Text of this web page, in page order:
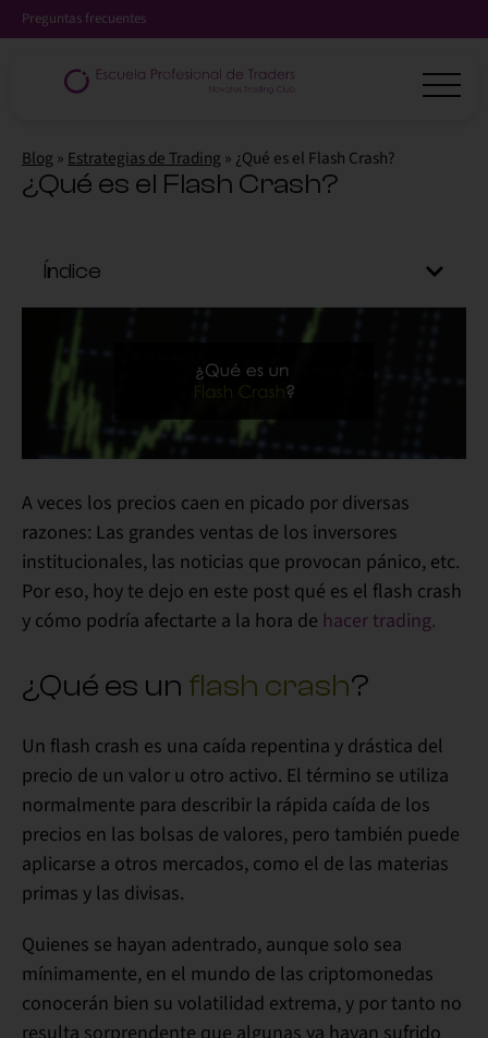
Preguntas frecuentes
Blog » Estrategias de Trading » ¿Qué es el Flash Crash?
¿Qué es el Flash Crash?
Índice
A veces los precios caen en picado por diversas
razones: Las grandes ventas de los inversores
institucionales, las noticias que provocan pánico, etc.
Por eso, hoy te dejo en este post qué es el flash crash
y cómo podría afectarte a la hora de hacer trading.
¿Qué es un flash crash?
Un flash crash es una caída repentina y drástica del
precio de un valor u otro activo. El término se utiliza
normalmente para describir la rápida caída de los
precios en las bolsas de valores, pero también puede
aplicarse a otros mercados, como el de las materias
primas y las divisas.
Quienes se hayan adentrado, aunque solo sea
mínimamente, en el mundo de las criptomonedas
conocerán bien su volatilidad extrema, y por tanto no